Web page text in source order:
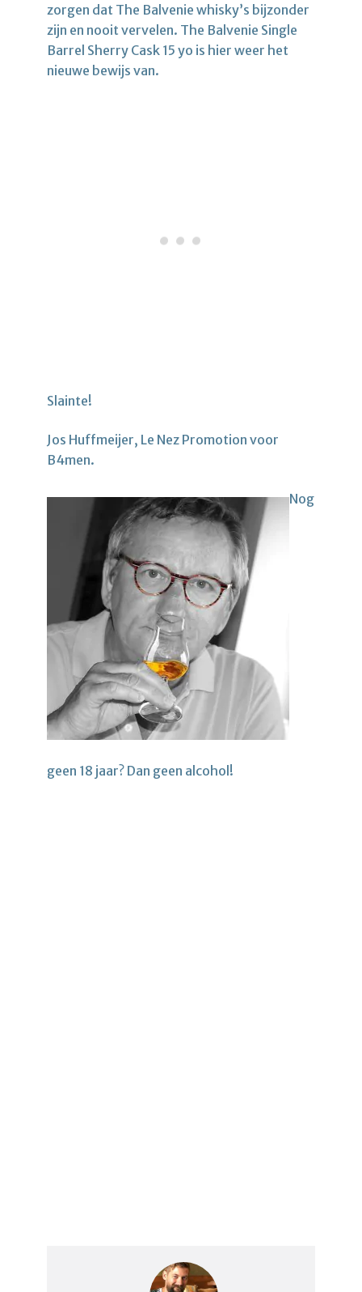
zorgen dat The Balvenie whisky’s bijzonder
zijn en nooit vervelen. The Balvenie Single
Barrel Sherry Cask 15 yo is hier weer het
nieuwe bewijs van.
Slainte!
Jos Huffmeijer, Le Nez Promotion voor
B4men.
Nog
geen 18 jaar? Dan geen alcohol!